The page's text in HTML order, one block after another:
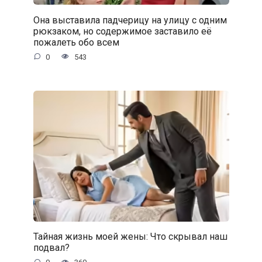
Она выставила падчерицу на улицу с одним
рюкзаком, но содержимое заставило её
пожалеть обо всем
0 543
Тайная жизнь моей жены: Что скрывал наш
подвал?